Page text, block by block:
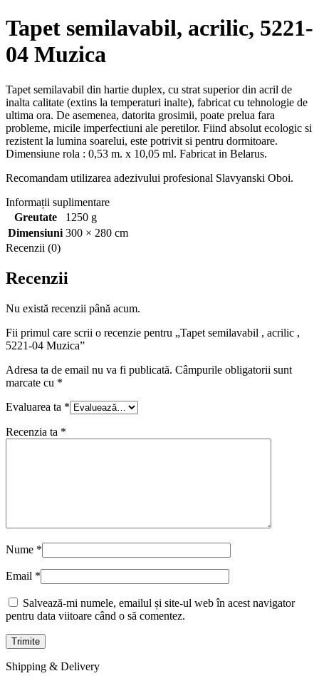
Tapet semilavabil, acrilic, 5221-
04 Muzica
Tapet semilavabil din hartie duplex, cu strat superior din acril de
inalta calitate (extins la temperaturi inalte), fabricat cu tehnologie de
ultima ora. De asemenea, datorita grosimii, poate prelua fara
probleme, micile imperfectiuni ale peretilor. Fiind absolut ecologic si
rezistent la lumina soarelui, este potrivit si pentru dormitoare.
Dimensiune rola : 0,53 m. x 10,05 ml. Fabricat in Belarus.
Recomandam utilizarea adezivului profesional Slavyanski Oboi.
Informații suplimentare
Greutate
1250 g
Dimensiuni 300 × 280 cm
Recenzii (0)
Recenzii
Nu există recenzii până acum.
Fii primul care scrii o recenzie pentru „Tapet semilavabil , acrilic ,
5221-04 Muzica”
Adresa ta de email nu va fi publicată. Câmpurile obligatorii sunt
marcate cu *
Evaluarea ta *
Recenzia ta *
Nume *
Email *
Salvează-mi numele, emailul și site-ul web în acest navigator
pentru data viitoare când o să comentez.
Shipping & Delivery